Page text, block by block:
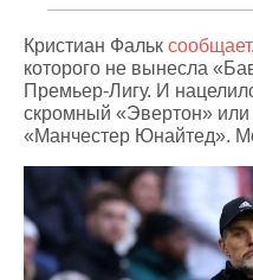
Кристиан Фальк сообщает
которого не вынесла
Премьер-Лигу. И
скромный «Эвертон»
«Манчестер Юнайтед».